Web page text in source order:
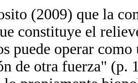
(2009) que la
constituye el
puede operar
de otra fuerza" (p.